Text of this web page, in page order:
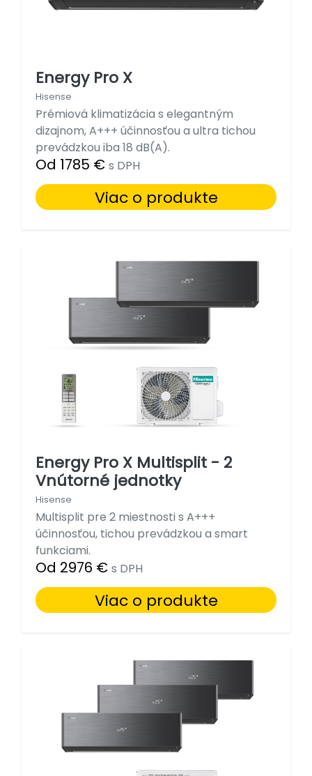
Energy Pro X
Hisense
Prémiová klimatizácia s elegantným
dizajnom, A+++ účinnosťou a ultra tichou
prevádzkou iba 18 dB(A).
Od 1785 € s DPH
Viac o produkte
Energy Pro X Multisplit - 2
Vnútorné jednotky
Hisense
Multisplit pre 2 miestnosti s A+++
účinnosťou, tichou prevádzkou a smart
funkciami.
Od 2976 € s DPH
Viac o produkte